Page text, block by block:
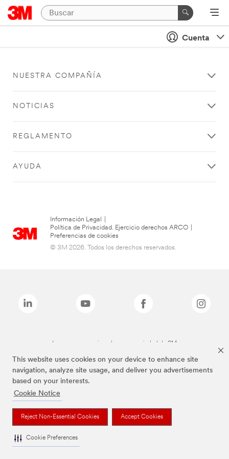
This website uses cookies on your device to enhance site
navigation, analyze site usage, and deliver you advertisements
based on your interests.
Cookie Notice
Reject Non-Essential Cookies Accept Cookies
Cookie Preferences
Cuenta
NUESTRA COMPAÑÍA
NOTICIAS
REGLAMENTO
AYUDA
Información Legal
Política de Privacidad. Ejercicio derechos ARCO
Preferencias de cookies
© 3M 2026. Todos los derechos reservados.
Las marcas mencionadas son propiedad de 3M